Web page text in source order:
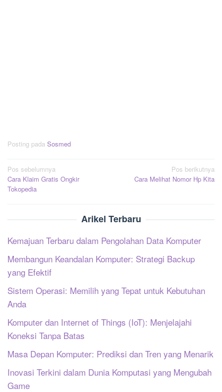
Posting pada Sosmed
Navigasi
pos
Pos sebelumnya
Cara Klaim Gratis Ongkir
Tokopedia
Pos berikutnya
Cara Melihat Nomor Hp Kita
Arikel Terbaru
Kemajuan Terbaru dalam Pengolahan Data Komputer
Membangun Keandalan Komputer: Strategi Backup
yang Efektif
Sistem Operasi: Memilih yang Tepat untuk Kebutuhan
Anda
Komputer dan Internet of Things (IoT): Menjelajahi
Koneksi Tanpa Batas
Masa Depan Komputer: Prediksi dan Tren yang Menarik
Inovasi Terkini dalam Dunia Komputasi yang Mengubah
Game